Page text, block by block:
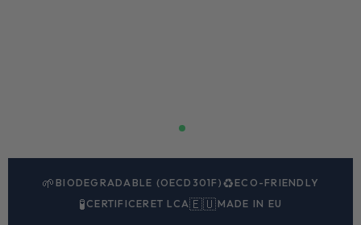
🌱BIODEGRADABLE (OECD301F) ♻️ECO-FRIENDLY
🧪 CERTIFICERET LCA🇪🇺MADE IN EU